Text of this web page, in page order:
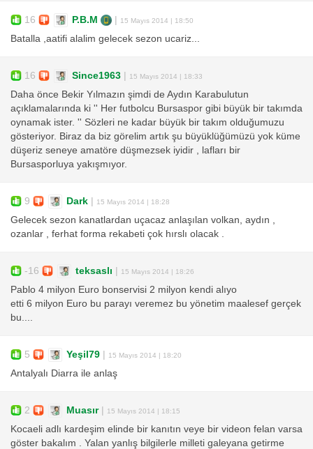
16 P.B.M | 15 Mayıs 2014 | 18:50
Batalla ,aatifi alalim gelecek sezon ucariz...
16 Since1963 | 15 Mayıs 2014 | 18:33
Daha önce Bekir Yılmazın şimdi de Aydın Karabulutun
açıklamalarında ki '' Her futbolcu Bursaspor gibi büyük bir takımda
oynamak ister. '' Sözleri ne kadar büyük bir takım olduğumuzu
gösteriyor. Biraz da biz görelim artık şu büyüklüğümüzü yok küme
düşeriz seneye amatöre düşmezsek iyidir , lafları bir
Bursasporluya yakışmıyor.
9 Dark | 15 Mayıs 2014 | 18:28
Gelecek sezon kanatlardan uçacaz anlaşılan volkan, aydın ,
ozanlar , ferhat forma rekabeti çok hırslı olacak .
-16 teksaslı | 15 Mayıs 2014 | 18:26
Pablo 4 milyon Euro bonservisi 2 milyon kendi alıyo
etti 6 milyon Euro bu parayı veremez bu yönetim maalesef gerçek
bu....
5 Yeşil79 | 15 Mayıs 2014 | 18:20
Antalyalı Diarra ile anlaş
2 Muasır| 15 Mayıs 2014 | 18:15
Kocaeli adlı kardeşim elinde bir kanıtın veye bir videon felan varsa
göster bakalım . Yalan yanlış bilgilerle milleti galeyana getirme